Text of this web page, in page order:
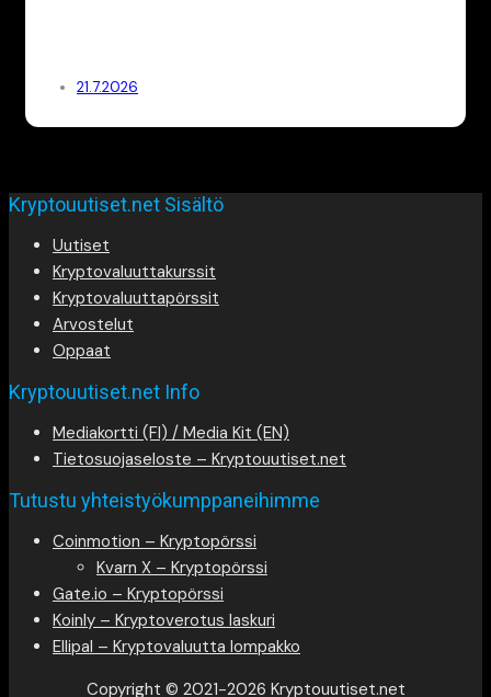
21.7.2026
Kryptouutiset.net Sisältö
Uutiset
Kryptovaluuttakurssit
Kryptovaluuttapörssit
Arvostelut
Oppaat
Kryptouutiset.net Info
Mediakortti (FI) / Media Kit (EN)
Tietosuojaseloste – Kryptouutiset.net
Tutustu yhteistyökumppaneihimme
Coinmotion – Kryptopörssi
Kvarn X – Kryptopörssi
Gate.io – Kryptopörssi
Koinly – Kryptoverotus laskuri
Ellipal – Kryptovaluutta lompakko
Copyright © 2021-2026 Kryptouutiset.net